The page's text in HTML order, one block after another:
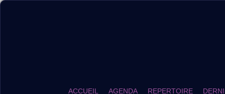
ACCUEIL AGENDA REPERTOIRE